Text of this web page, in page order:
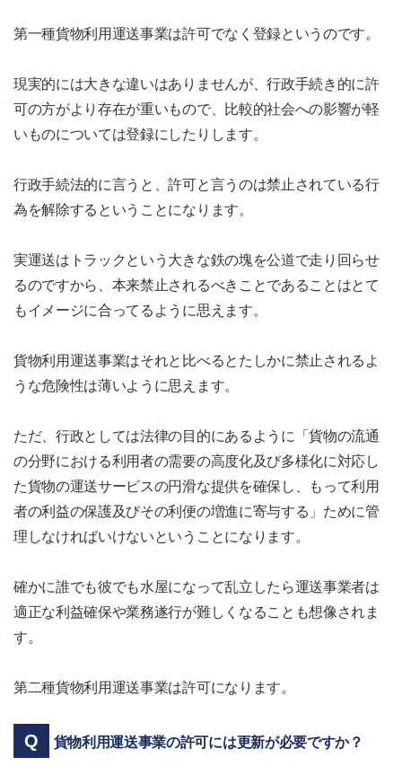
第一種貨物利用運送事業は許可でなく登録というのです。
現実的には大きな違いはありませんが、行政手続き的に許
可の方がより存在が重いもので、比較的社会への影響が軽
いものについては登録にしたりします。
行政手続法的に言うと、許可と言うのは禁止されている行
為を解除するということになります。
実運送はトラックという大きな鉄の塊を公道で走り回らせ
るのですから、本来禁止されるべきことであることはとて
もイメージに合ってるように思えます。
貨物利用運送事業はそれと比べるとたしかに禁止されるよ
うな危険性は薄いように思えます。
ただ、行政としては法律の目的にあるように「貨物の流通
の分野における利用者の需要の高度化及び多様化に対応し
た貨物の運送サービスの円滑な提供を確保し、もって利用
者の利益の保護及びその利便の増進に寄与する」ために管
理しなければいけないということになります。
確かに誰でも彼でも水屋になって乱立したら運送事業者は
適正な利益確保や業務遂行が難しくなることも想像されま
す。
第二種貨物利用運送事業は許可になります。
貨物利用運送事業の許可には更新が必要ですか？